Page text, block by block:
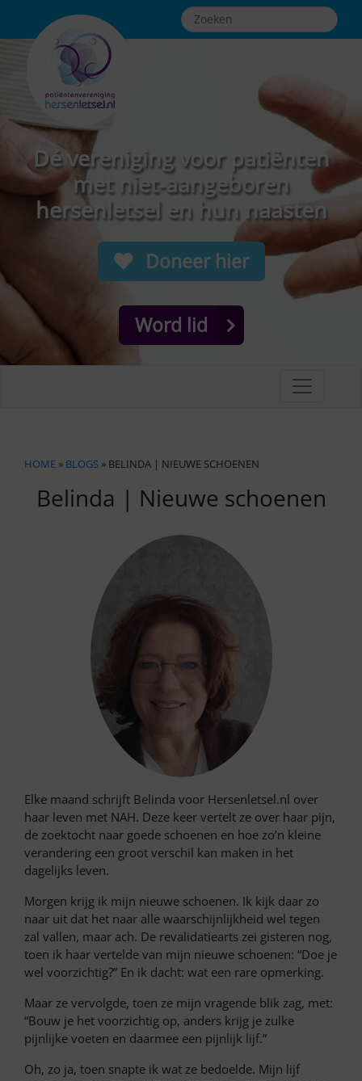
Dé vereniging voor patiënten
met niet-aangeboren
hersenletsel en hun naasten
Doneer hier
Word lid
HOME » BLOGS » BELINDA | NIEUWE SCHOENEN
Belinda | Nieuwe schoenen
Elke maand schrijft Belinda voor Hersenletsel.nl over
haar leven met NAH. Deze keer vertelt ze over haar pijn,
de zoektocht naar goede schoenen en hoe zo’n kleine
verandering een groot verschil kan maken in het
dagelijks leven.
Morgen krijg ik mijn nieuwe schoenen. Ik kijk daar zo
naar uit dat het naar alle waarschijnlijkheid wel tegen
zal vallen, maar ach. De revalidatiearts zei gisteren nog,
toen ik haar vertelde van mijn nieuwe schoenen: “Doe je
wel voorzichtig?” En ik dacht: wat een rare opmerking.
Maar ze vervolgde, toen ze mijn vragende blik zag, met:
“Bouw je het voorzichtig op, anders krijg je zulke
pijnlijke voeten en daarmee een pijnlijk lijf.”
Oh, zo ja, toen snapte ik wat ze bedoelde. Mijn lijf